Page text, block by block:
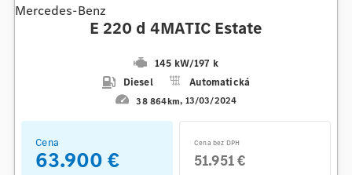
Mercedes-Benz
E 220 d 4MATIC Estate
145 kW/197 k
Diesel
Automatická
38 864km 13/03/2024
Cena
63.900 €
Cena bez DPH
51.951 €